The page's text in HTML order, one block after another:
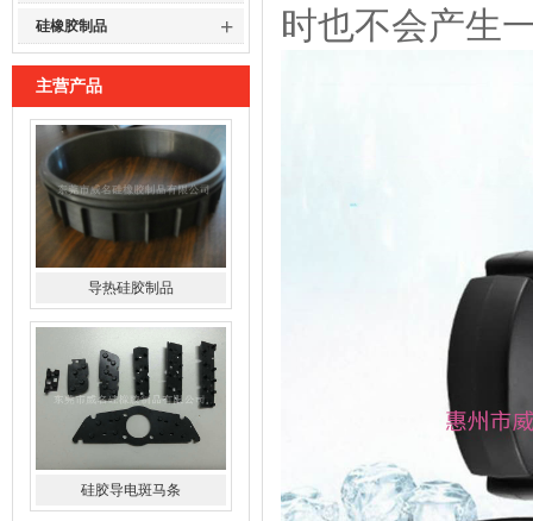
硅橡胶制品 +
主营产品
导热硅胶制品
硅胶导电斑马条
时也不会产生